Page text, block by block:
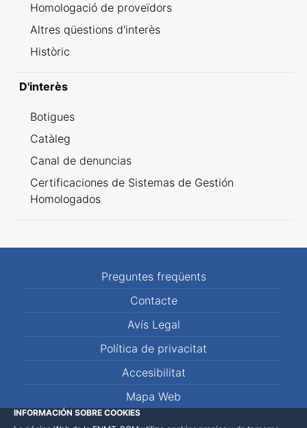
Homologació de proveïdors
Altres qüestions d'interès
Històric
D'interès
Botigues
Catàleg
Canal de denuncias
Certificaciones de Sistemas de Gestión
Homologados
Preguntes freqüents
Contacte
Avís Legal
Política de privacitat
Accesibilitat
Mapa Web
INFORMACIÓN SOBRE COOKIES